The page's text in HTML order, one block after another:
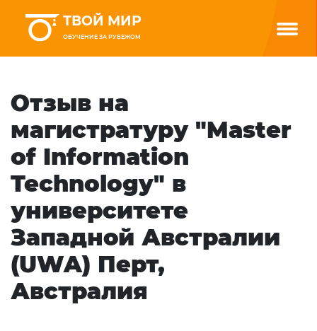
ТВОЙ МИР
ОБУЧЕНИЕ ЗА РУБЕЖОМ
Отзыв на
магистратуру "Master
of Information
Technology" в
университете
Западной Австралии
(UWA) Перт,
Австралия